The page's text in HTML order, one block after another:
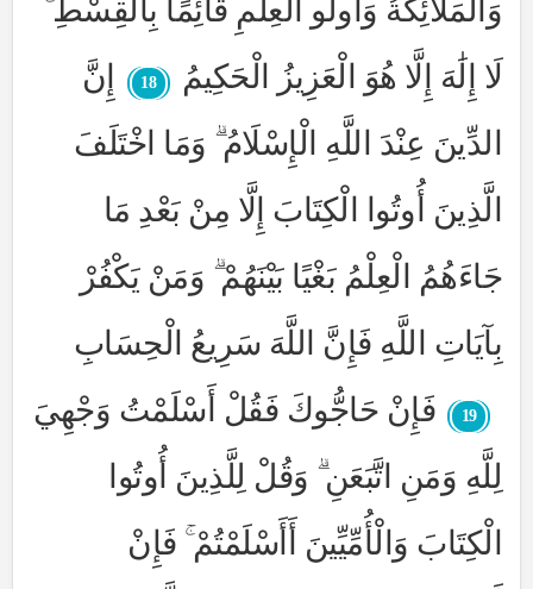
وَالْمَلَائِكَةُ وَأُولُو الْعِلْمِ قَائِمًا بِالْقِسْطِ ۚ
لَا إِلَٰهَ إِلَّا هُوَ الْعَزِيزُ الْحَكِيمُ
18
إِنَّ
الدِّينَ عِنْدَ اللَّهِ الْإِسْلَامُ ۗ وَمَا اخْتَلَفَ
الَّذِينَ أُوتُوا الْكِتَابَ إِلَّا مِنْ بَعْدِ مَا
جَاءَهُمُ الْعِلْمُ بَغْيًا بَيْنَهُمْ ۗ وَمَنْ يَكْفُرْ
بِآيَاتِ اللَّهِ فَإِنَّ اللَّهَ سَرِيعُ الْحِسَابِ
19
فَإِنْ حَاجُّوكَ فَقُلْ أَسْلَمْتُ وَجْهِيَ
لِلَّهِ وَمَنِ اتَّبَعَنِ ۗ وَقُلْ لِلَّذِينَ أُوتُوا
الْكِتَابَ وَالْأُمِّيِّينَ أَأَسْلَمْتُمْ ۚ فَإِنْ